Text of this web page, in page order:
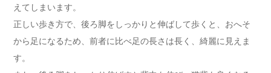
えてしまいます。
正しい歩き方で、後ろ脚をしっかりと伸ばして歩くと、おへそ
から足になるため、前者に比べ足の長さは長く、綺麗に見えま
す。